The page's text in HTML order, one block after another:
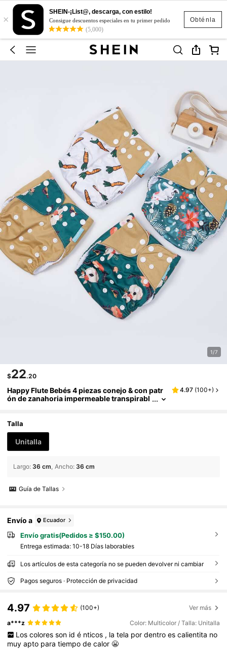
Obténla
×
SHEIN-¡List@, descarga, con estilo!
Consigue descuentos especiales en tu primer pedido
(5,000)
1/7
$22.20
Happy Flute Bebés 4 piezas conejo & con patr
ón de zanahoria impermeable transpirabl
4.97 (100+)
Talla
Unitalla
Largo: 36 cm Ancho: 36 cm
Guía de Tallas
Envío a Ecuador
Envío gratis(Pedidos ≥ $150.00)
Entrega estimada: 10-18 Días laborables
Los artículos de esta categoría no se pueden devolver ni cambiar
Pagos seguros · Protección de privacidad
4.97 (100+) Ver más
a***z Color: Multicolor / Talla: Unitalla
Los colores son id é nticos , la tela por dentro es calientita no
muyapto paratiempodecalor😬